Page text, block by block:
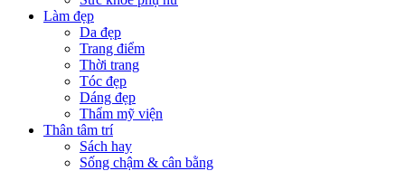
Làm đẹp
Da đẹp
Trang điểm
Thời trang
Tóc đẹp
Dáng đẹp
Thẩm mỹ viện
Thân tâm trí
Sách hay
Sống chậm & cân bằng